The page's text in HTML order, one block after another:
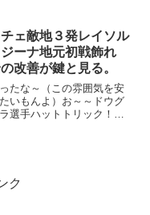
ェ敵地３発レイソル
ーナ地元初戦飾れ
改善が鍵と見る。
たな～（この雰囲気を安
いもんよ）お～～ドウグ
選手ハットトリック！
ク